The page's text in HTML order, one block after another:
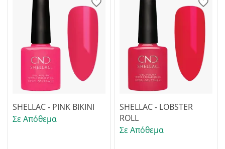
SHELLAC - PINK BIKINI
Σε Απόθεμα
SHELLAC - LOBSTER
ROLL
Σε Απόθεμα